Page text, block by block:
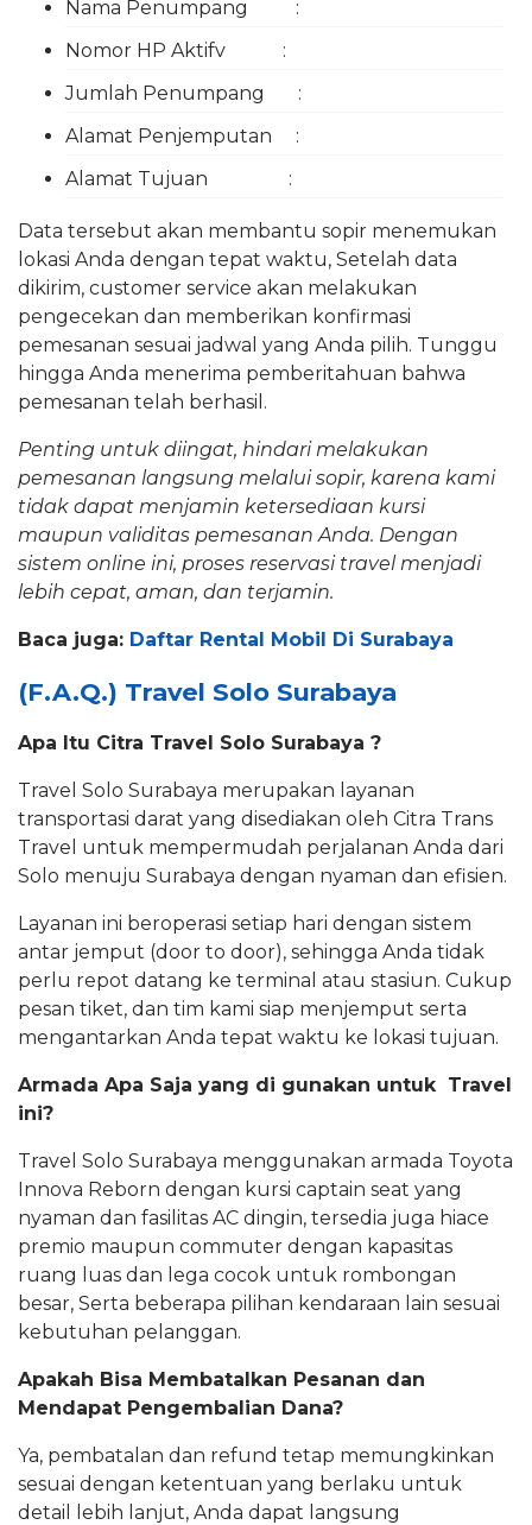
Nama Penumpang :
Nomor HP Aktifv :
Jumlah Penumpang :
Alamat Penjemputan :
Alamat Tujuan :
Data tersebut akan membantu sopir menemukan
lokasi Anda dengan tepat waktu, Setelah data
dikirim, customer service akan melakukan
pengecekan dan memberikan konfirmasi
pemesanan sesuai jadwal yang Anda pilih. Tunggu
hingga Anda menerima pemberitahuan bahwa
pemesanan telah berhasil.
Penting untuk diingat, hindari melakukan
pemesanan langsung melalui sopir, karena kami
tidak dapat menjamin ketersediaan kursi
maupun validitas pemesanan Anda. Dengan
sistem online ini, proses reservasi travel menjadi
lebih cepat, aman, dan terjamin.
Baca juga: Daftar Rental Mobil Di Surabaya
(F.A.Q.) Travel Solo Surabaya
Apa Itu Citra Travel Solo Surabaya ?
Travel Solo Surabaya merupakan layanan
transportasi darat yang disediakan oleh Citra Trans
Travel untuk mempermudah perjalanan Anda dari
Solo menuju Surabaya dengan nyaman dan efisien.
Layanan ini beroperasi setiap hari dengan sistem
antar jemput (door to door), sehingga Anda tidak
perlu repot datang ke terminal atau stasiun. Cukup
pesan tiket, dan tim kami siap menjemput serta
mengantarkan Anda tepat waktu ke lokasi tujuan.
Armada Apa Saja yang di gunakan untuk Travel
ini?
Travel Solo Surabaya menggunakan armada Toyota
Innova Reborn dengan kursi captain seat yang
nyaman dan fasilitas AC dingin, tersedia juga hiace
premio maupun commuter dengan kapasitas
ruang luas dan lega cocok untuk rombongan
besar, Serta beberapa pilihan kendaraan lain sesuai
kebutuhan pelanggan.
Apakah Bisa Membatalkan Pesanan dan
Mendapat Pengembalian Dana?
Ya, pembatalan dan refund tetap memungkinkan
sesuai dengan ketentuan yang berlaku untuk
detail lebih lanjut, Anda dapat langsung